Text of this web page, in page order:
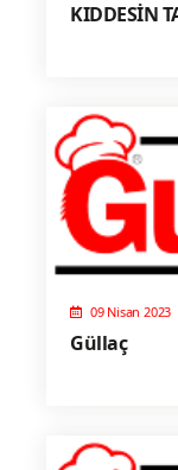
KIDDESİN
09 Nisan 2023
Güllaç